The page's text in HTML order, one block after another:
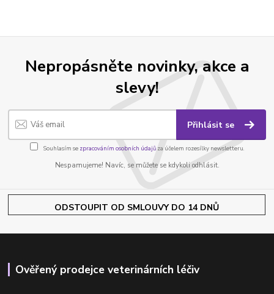
Nepropásněte novinky, akce a
slevy!
Přihlásit se
Souhlasím se zpracováním osobních údajůza účelem rozesílky newsletteru.
Nespamujeme! Navíc, se můžete se kdykoli odhlásit.
ODSTOUPIT OD SMLOUVY DO 14 DNŮ
Ověřený prodejce veterinárních léčiv